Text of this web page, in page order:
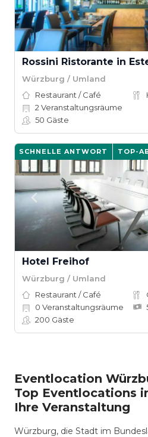
Rossini Ristorante in
Würzburg / Umland
Restaurant / Café
2 Veranstaltungsräume
50 Gäste
SCHNELLE ANTWORT TOP-
Hotel Freihof
Würzburg / Umland
Restaurant / Café
0 Veranstaltungsräume
200 Gäste
Eventlocation
Top Eventlocations
Ihre Veranstaltung
Würzburg, die Stadt im